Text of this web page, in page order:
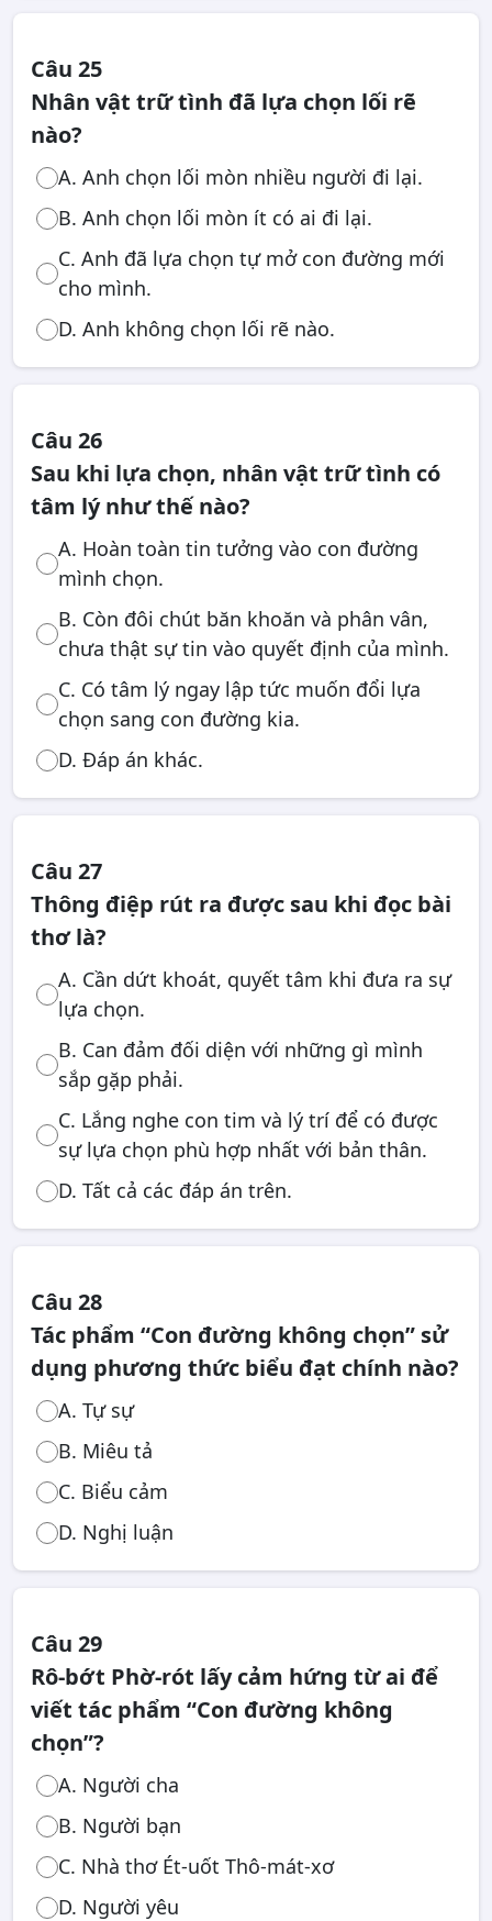
Câu 25
Nhân vật trữ tình đã lựa chọn lối rẽ
nào?
A. Anh chọn lối mòn nhiều người đi lại.
B. Anh chọn lối mòn ít có ai đi lại.
C. Anh đã lựa chọn tự mở con đường mới
cho mình.
D. Anh không chọn lối rẽ nào.
Câu 26
Sau khi lựa chọn, nhân vật trữ tình có
tâm lý như thế nào?
A. Hoàn toàn tin tưởng vào con đường
mình chọn.
B. Còn đôi chút băn khoăn và phân vân,
chưa thật sự tin vào quyết định của mình.
C. Có tâm lý ngay lập tức muốn đổi lựa
chọn sang con đường kia.
D. Đáp án khác.
Câu 27
Thông điệp rút ra được sau khi đọc bài
thơ là?
A. Cần dứt khoát, quyết tâm khi đưa ra sự
lựa chọn.
B. Can đảm đối diện với những gì mình
sắp gặp phải.
C. Lắng nghe con tim và lý trí để có được
sự lựa chọn phù hợp nhất với bản thân.
D. Tất cả các đáp án trên.
Câu 28
Tác phẩm “Con đường không chọn” sử
dụng phương thức biểu đạt chính nào?
A. Tự sự
B. Miêu tả
C. Biểu cảm
D. Nghị luận
Câu 29
Rô-bớt Phờ-rót lấy cảm hứng từ ai để
viết tác phẩm “Con đường không
chọn”?
A. Người cha
B. Người bạn
C. Nhà thơ Ét-uốt Thô-mát-xơ
D. Người yêu